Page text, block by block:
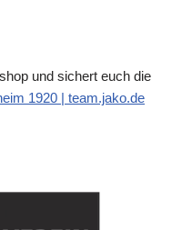
und sichert euch die
1920 | team.jako.de